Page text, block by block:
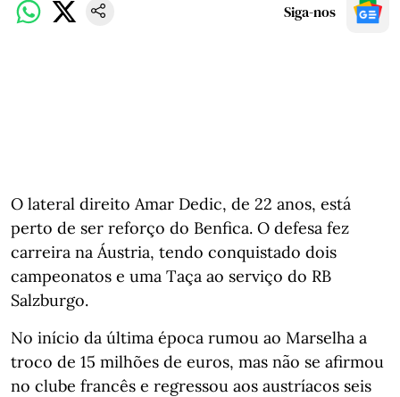
Siga-nos
O lateral direito Amar Dedic, de 22 anos, está
perto de ser reforço do Benfica. O defesa fez
carreira na Áustria, tendo conquistado dois
campeonatos e uma Taça ao serviço do RB
Salzburgo.
No início da última época rumou ao Marselha a
troco de 15 milhões de euros, mas não se afirmou
no clube francês e regressou aos austríacos seis